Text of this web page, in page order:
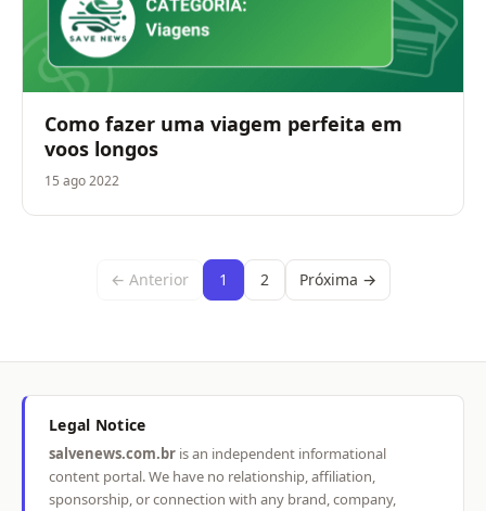
Como fazer uma viagem perfeita em
voos longos
15 ago 2022
← Anterior 1 2 Próxima →
Legal Notice
salvenews.com.br is an independent informational
content portal. We have no relationship, affiliation,
sponsorship, or connection with any brand, company,